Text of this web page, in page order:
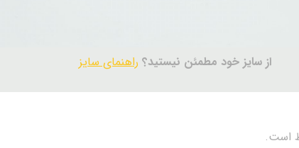
از سایز خود مطمئن نیستید؟ راهنمای سایز